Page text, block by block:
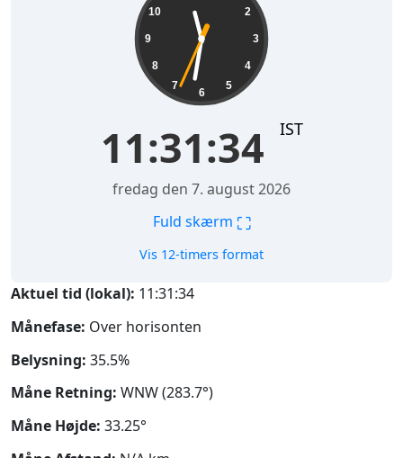
2
3
4
5
6
7
8
9
10
11:31:35 IST
fredag den 7. august 2026
Fuld skærm ⛶
Vis 12-timers format
Aktuel tid (lokal): 11:31:35
Månefase: Over horisonten
Belysning: 35.5%
Måne Retning: WNW (283.7°)
Måne Højde: 33.25°